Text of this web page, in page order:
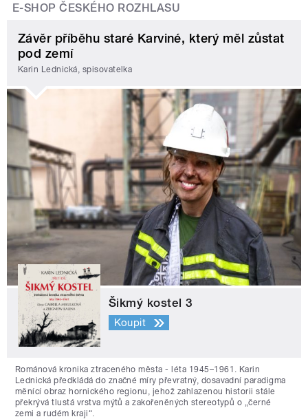
E-SHOP ČESKÉHO ROZHLASU
Závěr příběhu staré Karviné, který měl zůstat
pod zemí
Karin Lednická, spisovatelka
Šikmý kostel 3
Koupit
Románová kronika ztraceného města - léta 1945–1961. Karin
Lednická předkládá do značné míry převratný, dosavadní paradigma
měnící obraz hornického regionu, jehož zahlazenou historii stále
překrývá tlustá vrstva mýtů a zakořeněných stereotypů o „černé
zemi a rudém kraji“.